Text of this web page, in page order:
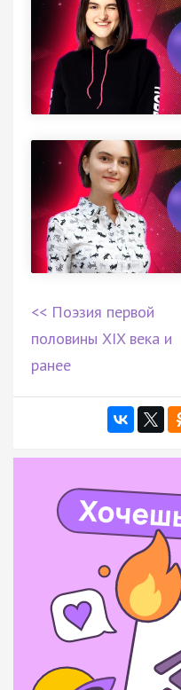
<< Поэзия первой
половины XIX века и
ранее